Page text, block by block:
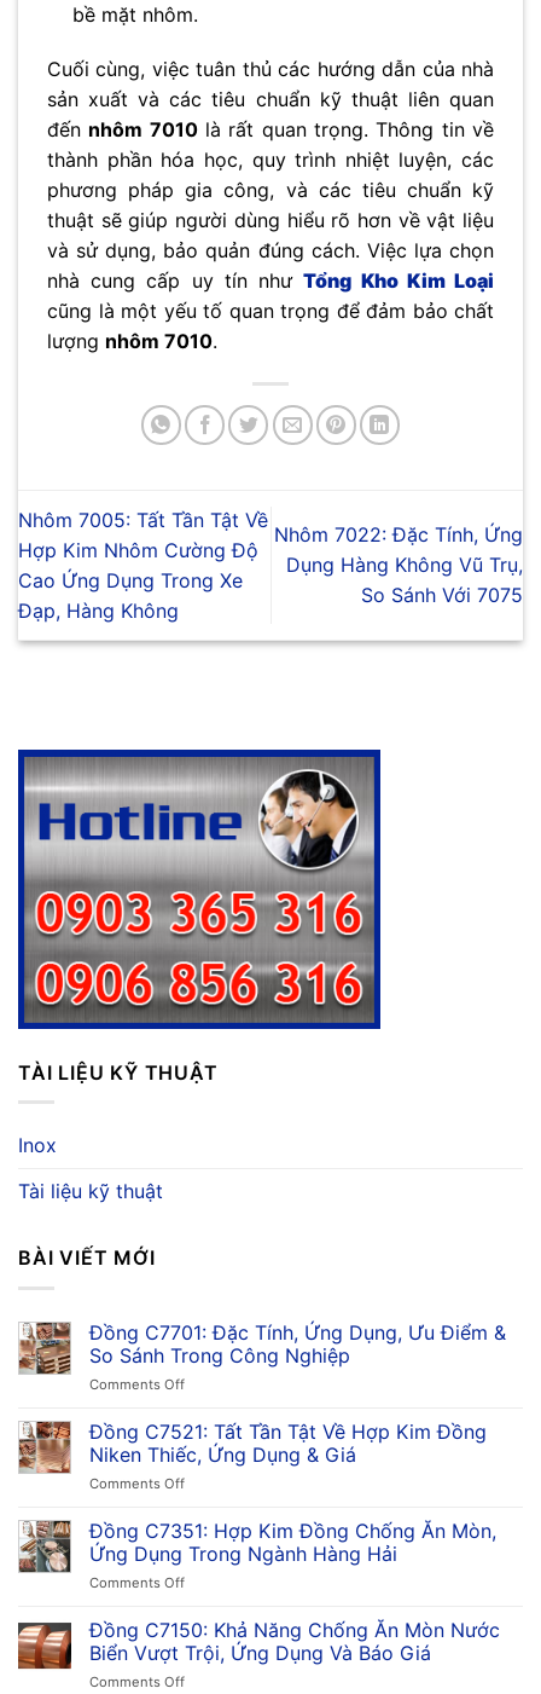
bề mặt nhôm.
Cuối cùng, việc tuân thủ các hướng dẫn của nhà
sản xuất và các tiêu chuẩn kỹ thuật liên quan
đến nhôm 7010là rất quan trọng. Thông tin về
thành phần hóa học, quy trình nhiệt luyện, các
phương pháp gia công, và các tiêu chuẩn kỹ
thuật sẽ giúp người dùng hiểu rõ hơn về vật liệu
và sử dụng, bảo quản đúng cách. Việc lựa chọn
nhà cung cấp uy tín nhưTổng Kho Kim Loại
cũng là một yếu tố quan trọng để đảm bảo chất
lượng nhôm 7010.
Nhôm 7005: Tất Tần Tật Về
Hợp Kim Nhôm Cường Độ
Cao Ứng Dụng Trong Xe
Đạp, Hàng Không
Nhôm 7022: Đặc Tính, Ứng
Dụng Hàng Không Vũ Trụ,
So Sánh Với 7075
TÀI LIỆU KỸ THUẬT
Inox
Tài liệu kỹ thuật
BÀI VIẾT MỚI
Đồng C7701: Đặc Tính, Ứng Dụng, Ưu Điểm &
So Sánh Trong Công Nghiệp
Comments Offon
C7701:
Đặc
Tính,
Ứng
Ưu
Điểm
Trong
Công
Đồng C7521: Tất Tần Tật Về Hợp Kim Đồng
Niken Thiếc, Ứng Dụng & Giá
Comments Offon
C7521:
Tất
Tần
Tật
Hợp
Kim
Đồng
Đồng C7351: Hợp Kim Đồng Chống Ăn Mòn,
Ứng Dụng Trong Ngành Hàng Hải
Comments Offon
C7351:
Hợp
Kim
Đồng
Đồng C7150: Khả Năng Chống Ăn Mòn Nước
Biển Vượt Trội, Ứng Dụng Và Báo Giá
Comments Offon